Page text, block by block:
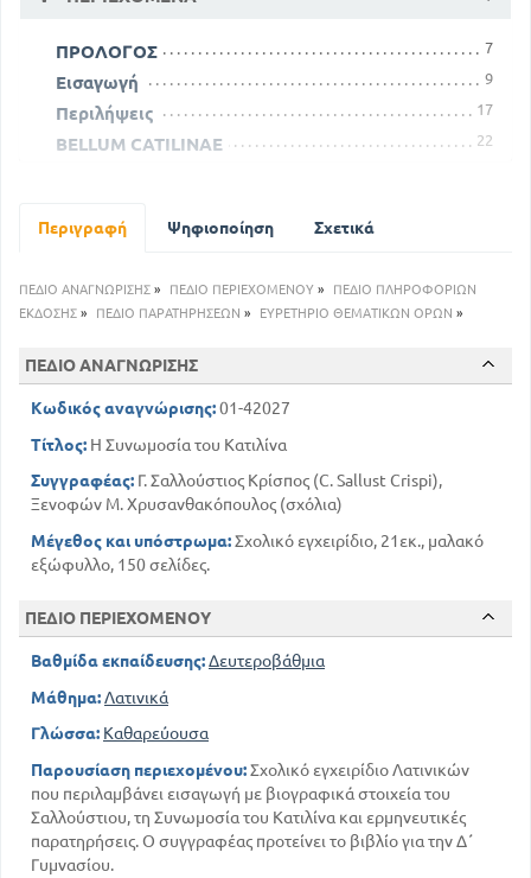
ΠΡΟΛΟΓΟΣ 7
Εισαγωγή 9
Περιλήψεις 17
BELLUM CATILINAE 22
Qui … gratiam fecissem
Περιγραφή Ψηφιοποίηση Σχετικά
ΠΕΔΙΟ ΑΝΑΓΝΩΡΙΣΗΣ » ΠΕΔΙΟ ΠΕΡΙΕΧΟΜΕΝΟΥ »
ΠΕΔΙΟ ΠΛΗΡΟΦΟΡΙΩΝ
ΕΚΔΟΣΗΣ » ΠΕΔΙΟ ΠΑΡΑΤΗΡΗΣΕΩΝ » ΕΥΡΕΤΗΡΙΟ ΘΕΜΑΤΙΚΩΝ ΟΡΩΝ »
ΠΕΔΙΟ ΑΝΑΓΝΩΡΙΣΗΣ
Κωδικός αναγνώρισης:01-42027
Τίτλος: Η Συνωμοσία του Κατιλίνα
Συγγραφέας: Γ. Σαλλούστιος Κρίσπος (C. Sallust Crispi),
Ξενοφών Μ. Χρυσανθακόπουλος (σχόλια)
Μέγεθος και υπόστρωμα:Σχολικό εγχειρίδιο, 21εκ., μαλακό
εξώφυλλο, 150 σελίδες.
ΠΕΔΙΟ ΠΕΡΙΕΧΟΜΕΝΟΥ
Βαθμίδα εκπαίδευσης:Δευτεροβάθμια
Μάθημα:Λατινικά
Γλώσσα: Καθαρεύουσα
Παρουσίαση περιεχομένου:Σχολικό εγχειρίδιο Λατινικών
που περιλαμβάνει εισαγωγή με βιογραφικά στοιχεία του
Σαλλούστιου, τη Συνωμοσία του Κατιλίνα και ερμηνευτικές
παρατηρήσεις. Ο συγγραφέας προτείνει το βιβλίο για την Δ΄
Γυμνασίου.